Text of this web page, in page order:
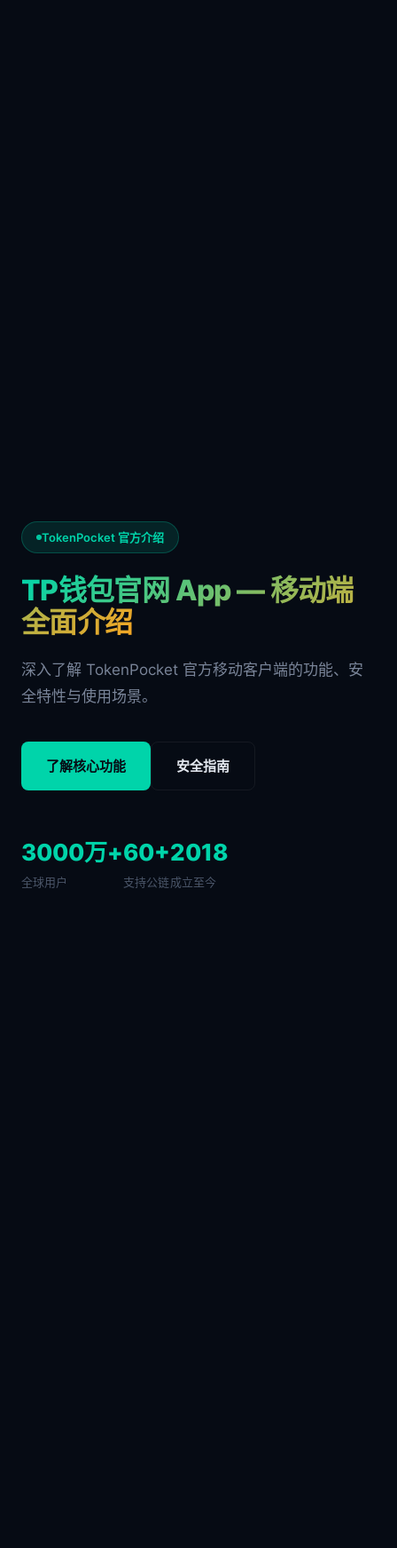
TokenPocket 官方介绍
TP钱包官网 App — 移动端
全面介绍
深入了解 TokenPocket 官方移动客户端的功能、安
全特性与使用场景。
了解核心功能 安全指南
3000万+
全球用户
60+
支持公链
2018
成立至今